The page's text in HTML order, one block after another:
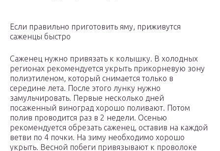
Если правильно приготовить яму, приживутся
саженцы быстро
Саженец нужно привязать к колышку. В холодных
регионах рекомендуется укрыть прикорневую зону
полиэтиленом, который снимается только в
середине лета. После этого лунку нужно
замульчировать. Первые несколько дней
посаженный виноград хорошо поливают. Потом
полив проводится раз в 2 недели. Осенью
рекомендуется обрезать саженец, оставив на каждой
ветви по 4 почки. На зиму необходимо хорошо
укрыть. Весной побеги привязывают к проволоке